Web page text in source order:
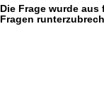
Die Frage wurde
Fragen